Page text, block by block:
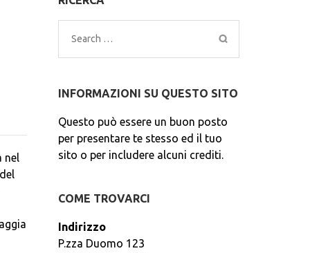
nel
Search
for:
INFORMAZIONI SU QUESTO SITO
Questo può essere un buon posto
per presentare te stesso ed il tuo
sito o per includere alcuni crediti.
COME TROVARCI
Indirizzo
P.zza Duomo 123